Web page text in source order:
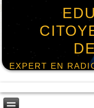
EXPERT EN